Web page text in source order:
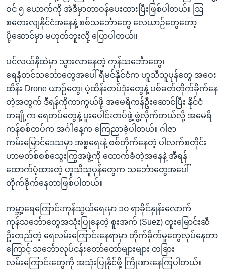
ဝင် ၅ ယောက်ကို အဲဒီမှာတာဝန်ပေးထားပြီးဖြစ်ပါတယ်။ ဩ
စတေးလျနိုင်ငံအနေနဲ့ စစ်သင်္ဘောတွေ လေယာဉ်တွေတော့
ပို့ဆောင်မှာ မဟုတ်ဘူးလို့ ပြောပါတယ်။
ပင်လယ်နီထဲမှာ သွားလာနေတဲ့ ကုန်သင်္ဘောတွေ၊
ရေနံတင်သင်္ဘောတွေအပေါ် ရီမင်နိုင်ငံက ဟူသီသူပုန်တွေ အဝေး
ထိန်း Drone ယာဉ်တွေ၊ ပဲ့ထိန်းတပ်ဒုံးတွေနဲ့ ပစ်ခတ်တိုက်ခိုက်နေ
တဲ့အတွက် ဒီရန်ကိုကာကွယ်ဖို့ အမေရိကန်ဦးဆောင်ပြီး နိုင်ငံ
တချို့က ရေတပ်တွေနဲ့ ပူးပေါင်းတပ်ဖွဲ့ ဖွဲ့လိုက်တယ်လို့ အမေရိ
ကန်စစ်တပ်က ‌အင်္ဂါနေ့က ကြေညာခဲ့ပါတယ်။ ဂါဇာ
ကမ်းမြောင်ဒေသမှာ အစ္စရေးနဲ့ စစ်တိုက်နေတဲ့ ပါလက်စတိုင်း
ဟာမတ်စ်စစ်သွေးကြွအဖွဲ့ကို ထောက်ခံတဲ့အနေနဲ့ အီရန်
ထောက်ပံ့ထားတဲ့ ဟူသီသူပုန်တွေက သင်္ဘောတွေအပေါ်
တိုက်ခိုက်နေတာဖြစ်ပါတယ်။
ကမ္ဘာ့ရေကြောင်းကုန်သွယ်ရေးမှာ ၁၀ ရာခိုင်နှုန်းလောက်
ကုန်သင်္ဘောတွေအသုံးပြုနေတဲ့ စူးအက် (Suez) တူးမြောင်းဆီ
ဦးတည်တဲ့ ရေလမ်းကြောင်းနေရာမှာ တိုက်ခိုက်မှုတွေလုပ်နေတာ
ကြောင့် သင်္ဘောလုပ်ငန်းတော်တော်များများ တခြား
လမ်းကြောင်းတွေကို အသုံးပြုနိုင်ဖို့ ကြိုးစားနေကြပါတယ်။